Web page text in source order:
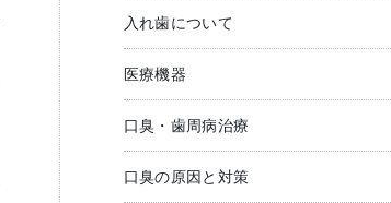
入れ歯について
医療機器
口臭・歯周病治療
口臭の原因と対策